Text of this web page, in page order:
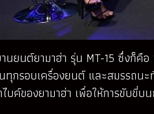
นยนต์ยามาฮ่า รุ่น MT-15 ซึ่งก็คื
ทุกรอบเครื่องยนต์ และสมรรถน
บค์ของยามาฮ่า เพื่อให้การขับขี่